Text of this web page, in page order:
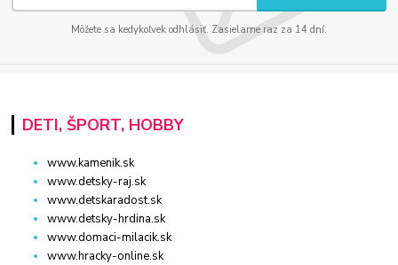
Môžete sa kedykoľvek odhlásiť. Zasielame raz za 14 dní.
DETI, ŠPORT, HOBBY
www.kamenik.sk
www.detsky-raj.sk
www.detskaradost.sk
www.detsky-hrdina.sk
www.domaci-milacik.sk
www.hracky-online.sk